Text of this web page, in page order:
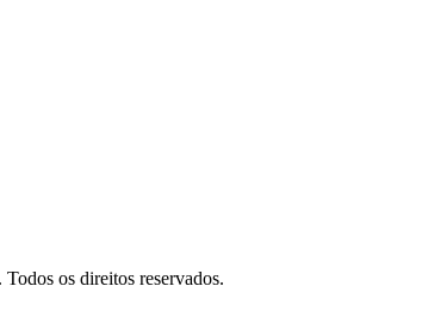
os direitos reservados.